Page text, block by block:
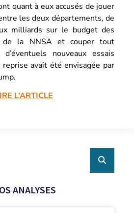
quant à eux accusés de jouer
les deux départements, de
milliards sur le budget des
de la NNSA et couper tout
nouveaux essais
avait été envisagée par
L’ARTICLE
ANALYSES